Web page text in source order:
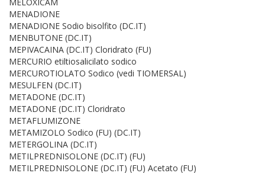
MENADIONE
MENADIONE Sodio bisolfito (DC.IT)
MENBUTONE (DC.IT)
MEPIVACAINA (DC.IT) Cloridrato (FU)
MERCURIO etiltiosalicilato sodico
MERCUROTIOLATO Sodico (vedi TIOMERSAL)
MESULFEN (DC.IT)
METADONE (DC.IT)
METADONE (DC.IT) Cloridrato
METAFLUMIZONE
METAMIZOLO Sodico (FU) (DC.IT)
METERGOLINA (DC.IT)
METILPREDNISOLONE (DC.IT) (FU)
METILPREDNISOLONE (DC.IT) (FU) Acetato (FU)